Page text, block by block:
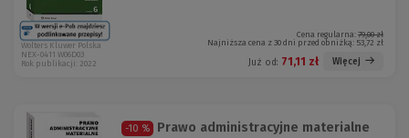
Cena regularna: 79,00 zł
Najniższa cena z 30 dni przed obniżką: 53,72 zł
Już od: 71,11 zł Więcej
Wolters Kluwer Polska
NEX-0411 W06D03
Rok publikacji: 2022
-10 % Prawo administracyjne materialne